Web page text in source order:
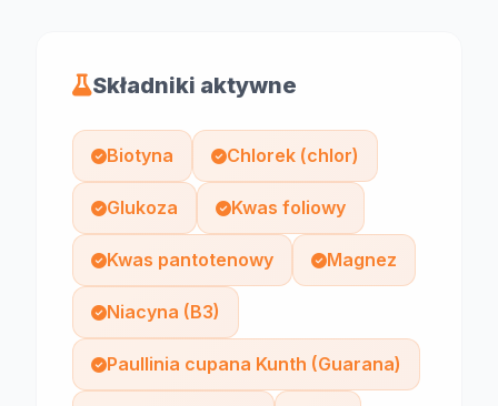
Składniki aktywne
Biotyna Chlorek (chlor)
Glukoza Kwas foliowy
Kwas pantotenowy Magnez
Niacyna (B3)
Paullinia cupana Kunth (Guarana)